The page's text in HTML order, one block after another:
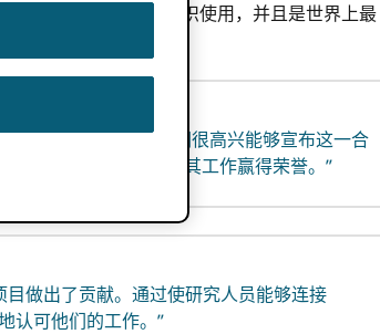
、研究人员和技术组织使用，并且是世界上最
的功能之一，因此我们很高兴能够宣布这一合
得更好的知名度并为其工作赢得荣誉。”
做出了贡献。通过使研究人员能够连接
认可他们的工作。”